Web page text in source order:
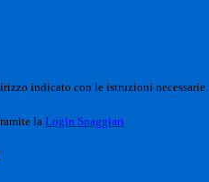
indicato con le istruzioni necessarie.
la Login Spaggiari